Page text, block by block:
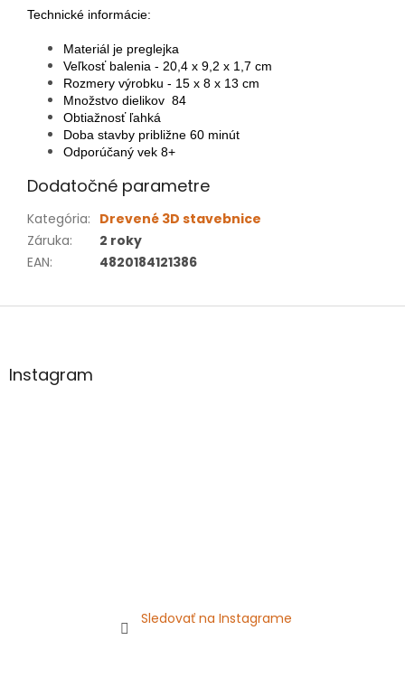
Technické informácie:
Materiál je preglejka
Veľkosť balenia - 20,4 x 9,2 x 1,7 cm
Rozmery výrobku - 15 x 8 x 13 cm
Množstvo dielikov 84
Obtiažnosť ľahká
Doba stavby približne 60 minút
Odporúčaný vek 8+
Dodatočné parametre
Kategória: Drevené 3D stavebnice
Záruka:
2 roky
EAN: 4820184121386
Z
äInstagram
Sledovať na Instagrame